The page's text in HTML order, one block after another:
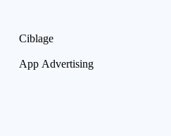
Ciblage
App Advertising